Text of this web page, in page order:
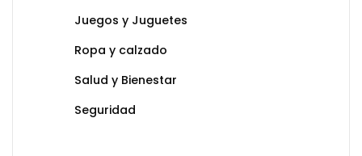
Juegos y Juguetes
Ropa y calzado
Salud y Bienestar
Seguridad